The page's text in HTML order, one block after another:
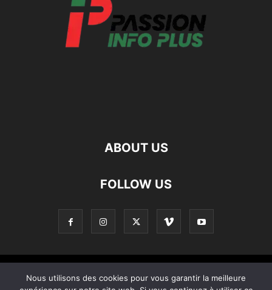
ABOUT US
FOLLOW US
Contact Apropos De Nous Politique de confidentialité
Nous utilisons des cookies pour vous garantir la meilleure